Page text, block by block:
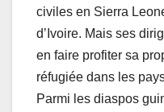
civiles en Sierra
d’Ivoire. Mais ses
en faire profiter sa
réfugiée dans les
Parmi les diaspos